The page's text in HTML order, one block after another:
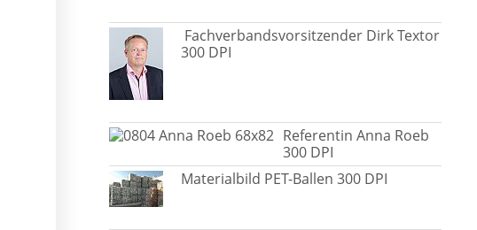
Fachverbandsvorsitzender Dirk Textor
300 DPI
Referentin Anna Roeb
300 DPI
Materialbild PET-Ballen 300 DPI